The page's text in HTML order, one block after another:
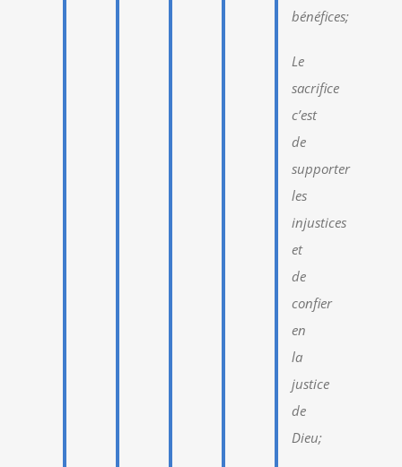
bénéfices;
Le
sacrifice
c’est
de
supporter
les
injustices
et
de
confier
en
la
justice
de
Dieu;